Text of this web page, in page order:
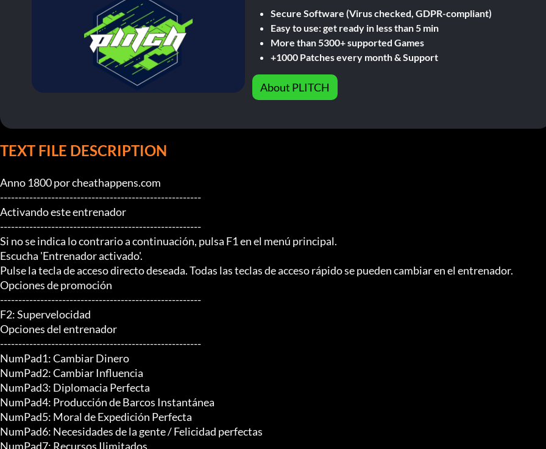
Secure Software (Virus checked, GDPR-compliant)
Easy to use: get ready in less than 5 min
More than 5300+ supported Games
+1000 Patches every month & Support
About PLITCH
TEXT FILE DESCRIPTION
Anno 1800 por cheathappens.com
-------------------------------------------------------
Activando este entrenador
-------------------------------------------------------
Si no se indica lo contrario a continuación, pulsa F1 en el menú principal.
Escucha 'Entrenador activado'.
Pulse la tecla de acceso directo deseada. Todas las teclas de acceso rápido se pueden cambiar en el entrenador.
Opciones de promoción
-------------------------------------------------------
F2: Supervelocidad
Opciones del entrenador
-------------------------------------------------------
NumPad1: Cambiar Dinero
NumPad2: Cambiar Influencia
NumPad3: Diplomacia Perfecta
NumPad4: Producción de Barcos Instantánea
NumPad5: Moral de Expedición Perfecta
NumPad6: Necesidades de la gente / Felicidad perfectas
NumPad7: Recursos Ilimitados